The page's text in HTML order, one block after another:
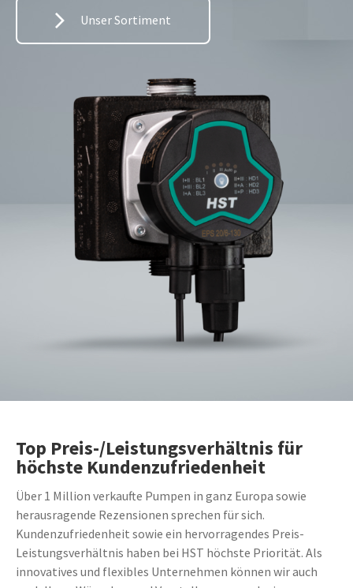
Unser Sortiment
Top Preis-/Leistungs­verhältnis für
höchste Kunden­zufrieden­heit
Über 1 Million verkaufte Pumpen in ganz Europa sowie
herausragende Rezensionen sprechen für sich.
Kundenzufriedenheit sowie ein hervorragendes Preis-
Leistungsverhältnis haben bei HST höchste Priorität. Als
innovatives und flexibles Unternehmen können wir auch